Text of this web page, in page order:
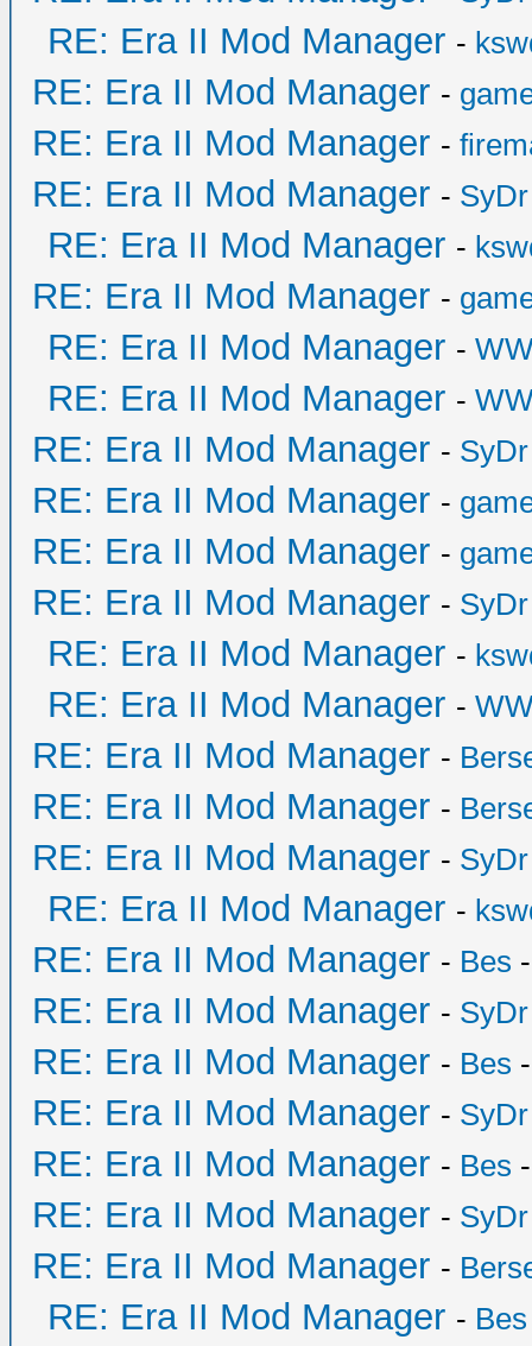
RE: Era II Mod Manager -
RE: Era II Mod Manager -
RE: Era II Mod Manager -
RE: Era II Mod Manager - SyDr
RE: Era II Mod Manager -
RE: Era II Mod Manager -
RE: Era II Mod Manager -
RE: Era II Mod Manager -
RE: Era II Mod Manager - SyDr
RE: Era II Mod Manager -
RE: Era II Mod Manager -
RE: Era II Mod Manager - SyDr
RE: Era II Mod Manager -
RE: Era II Mod Manager -
RE: Era II Mod Manager -
RE: Era II Mod Manager -
RE: Era II Mod Manager - SyDr
RE: Era II Mod Manager -
RE: Era II Mod Manager - Bes
RE: Era II Mod Manager - SyDr
RE: Era II Mod Manager - Bes
RE: Era II Mod Manager - SyDr
RE: Era II Mod Manager - Bes
RE: Era II Mod Manager - SyDr
RE: Era II Mod Manager -
RE: Era II Mod Manager - Bes